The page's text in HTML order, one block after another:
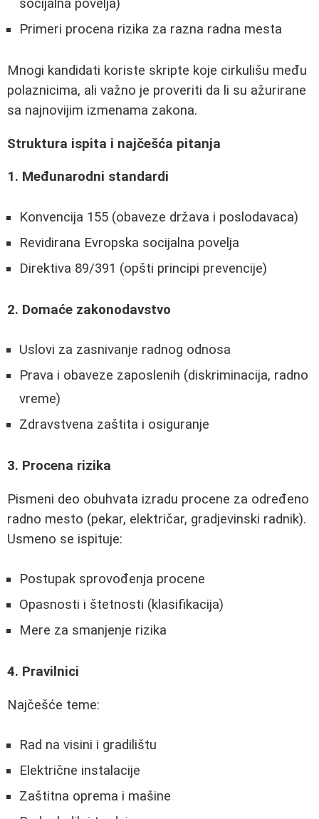
socijalna povelja)
Primeri procena rizika za razna radna mesta
Mnogi kandidati koriste skripte koje cirkulišu među
polaznicima, ali važno je proveriti da li su ažurirane
sa najnovijim izmenama zakona.
Struktura ispita i najčešća pitanja
1. Međunarodni standardi
Konvencija 155 (obaveze država i poslodavaca)
Revidirana Evropska socijalna povelja
Direktiva 89/391 (opšti principi prevencije)
2. Domaće zakonodavstvo
Uslovi za zasnivanje radnog odnosa
Prava i obaveze zaposlenih (diskriminacija, radno
vreme)
Zdravstvena zaštita i osiguranje
3. Procena rizika
Pismeni deo obuhvata izradu procene za određeno
radno mesto (pekar, električar, gradjevinski radnik).
Usmeno se ispituje:
Postupak sprovođenja procene
Opasnosti i štetnosti (klasifikacija)
Mere za smanjenje rizika
4. Pravilnici
Najčešće teme:
Rad na visini i gradilištu
Električne instalacije
Zaštitna oprema i mašine